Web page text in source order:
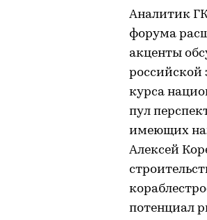
Аналитик
форума
акценты
российской
курса
пул
имеющих
Алексей
потенциал